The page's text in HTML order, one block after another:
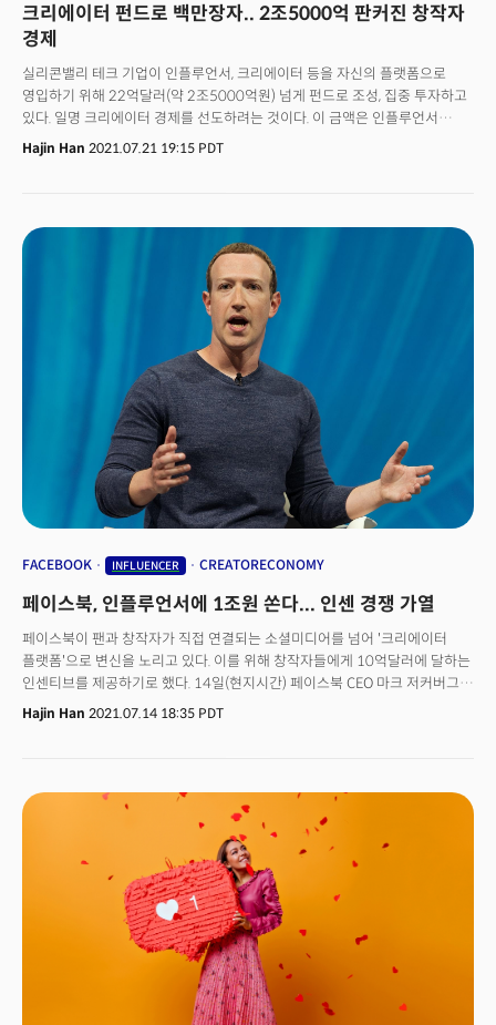
크리에이터 펀드로 백만장자.. 2조5000억 판커진 창작자
경제
실리콘밸리 테크 기업이 인플루언서, 크리에이터 등을 자신의 플랫폼으로
영입하기 위해 22억달러(약 2조5000억원) 넘게 펀드로 조성, 집중 투자하고
있다. 일명 크리에이터 경제를 선도하려는 것이다. 이 금액은 인플루언서
콘텐츠 제작 지원비, 인센티브 등 창작자에게 직접 전달 되고 숏 폼 영상
콘텐츠 제작 지원 등 오디언스들이 즐겨보는 콘텐츠 제작을 유도하기 위해
크리에이터 경제가 본격 형성되는 모양새다.
Hajin Han 2021.07.21 19:15 PDT
FACEBOOK INFLUENCER CREATORECONOMY
페이스북, 인플루언서에 1조원 쏜다... 인센 경쟁 가열
페이스북이 팬과 창작자가 직접 연결되는 소셜미디어를 넘어 '크리에이터
플랫폼'으로 변신을 노리고 있다. 이를 위해 창작자들에게 10억달러에 달하는
인센티브를 제공하기로 했다. 14일(현지시간) 페이스북 CEO 마크 저커버그
(Mark Zuckerberg)는 회사 블로그를 통해 "오는 2022년 말까지 페이스북과
인스타그램 크리에이터들에게 10억 달러 이상의 제작 인센티브를 제공할
대한 투자가 우리에게 새롭지는 않지만, 이 사업을 확장하게 되어서 기쁘며
상세 내용은 곧 공개할 것이다”고 말했다. 저커버그는 지난 6월 “오는
2023년까지 크리에이터가 제작한 콘텐츠 및 관련 플랫폼에 대해 수수료를
징수하지 않겠다"고 선언한 바 있다.
Hajin Han 2021.07.14 18:35 PDT